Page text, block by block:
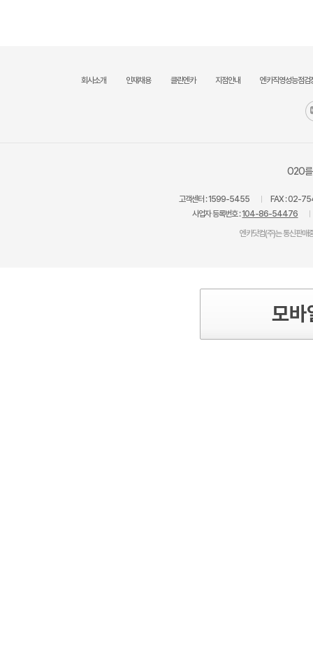
회사소개 인재채용 클린엔카 지점안내 엔카직영성능점검
O2O를
고객센터 :1599-5455 FAX :02-
사업자 등록번호 :104-86-54476
엔카닷컴(주)는 통신판매
모바